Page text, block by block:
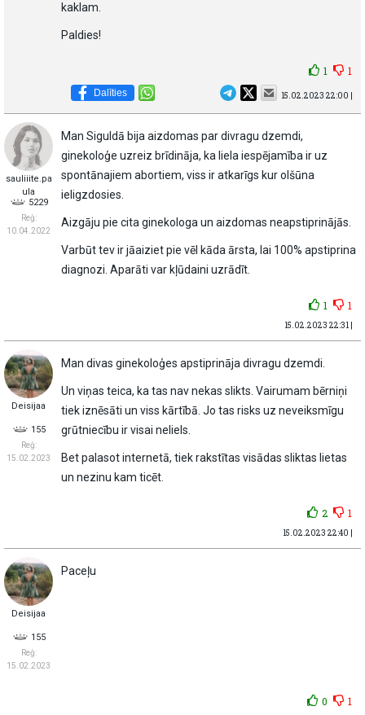
kaklam.
Paldies!
1 1
Dalīties 15.02.2023 22:00 |
sauliiite.pa
ula
5229
Reģ:
10.04.2022
Man Siguldā bija aizdomas par divragu dzemdi,
ginekoloģe uzreiz brīdināja, ka liela iespējamība ir uz
spontānajiem abortiem, viss ir atkarīgs kur olšūna
ieligzdosies.
Aizgāju pie cita ginekologa un aizdomas neapstiprinājās.
Varbūt tev ir jāaiziet pie vēl kāda ārsta, lai 100% apstiprina
diagnozi. Aparāti var kļūdaini uzrādīt.
1 1
15.02.2023 22:31 |
Deisijaa
155
Reģ:
15.02.2023
Man divas ginekoloģes apstiprināja divragu dzemdi.
Un viņas teica, ka tas nav nekas slikts. Vairumam bērniņi
tiek iznēsāti un viss kārtībā. Jo tas risks uz neveiksmīgu
grūtniecību ir visai neliels.
Bet palasot internetā, tiek rakstītas visādas sliktas lietas
un nezinu kam ticēt.
2 1
15.02.2023 22:40 |
Deisijaa
155
Reģ:
15.02.2023
Paceļu
0 1